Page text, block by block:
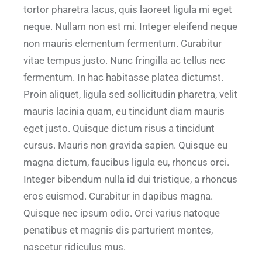
tortor pharetra lacus, quis laoreet ligula mi eget
neque. Nullam non est mi. Integer eleifend neque
non mauris elementum fermentum. Curabitur
vitae tempus justo. Nunc fringilla ac tellus nec
fermentum. In hac habitasse platea dictumst.
Proin aliquet, ligula sed sollicitudin pharetra, velit
mauris lacinia quam, eu tincidunt diam mauris
eget justo. Quisque dictum risus a tincidunt
cursus. Mauris non gravida sapien. Quisque eu
magna dictum, faucibus ligula eu, rhoncus orci.
Integer bibendum nulla id dui tristique, a rhoncus
eros euismod. Curabitur in dapibus magna.
Quisque nec ipsum odio. Orci varius natoque
penatibus et magnis dis parturient montes,
nascetur ridiculus mus.